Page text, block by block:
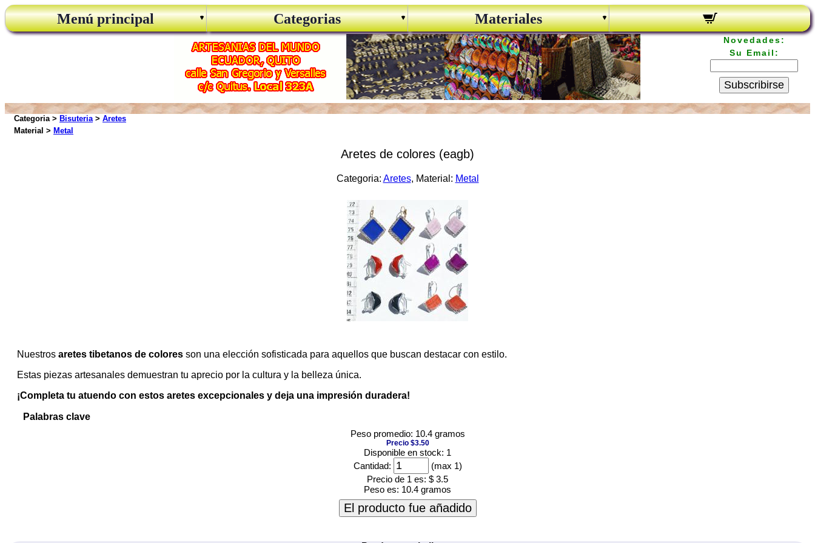
Menú principal Categorias Materiales
Novedades:
Su Email:
Subscribirse
Categoria > Bisuteria> Aretes
Material > Metal
Aretes de colores (eagb)
Categoria: Aretes, Material: Metal
Nuestros aretes tibetanos de colores son una elección sofisticada para aquellos que buscan destacar con estilo.
Estas piezas artesanales demuestran tu aprecio por la cultura y la belleza única.
¡Completa tu atuendo con estos aretes excepcionales y deja una impresión duradera!
Palabras clave
Peso promedio: 10.4 gramos
Precio $3.50
Disponible en stock: 1
Cantidad:
(max 1)
Precio de 1 es: $ 3.5
Peso es: 10.4 gramos
El producto fue añadido